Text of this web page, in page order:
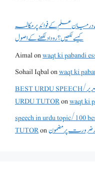
کیسے لکھیں؟ روداد لکھنے کے اصول
Aimalon
Sohail Iqbalon
BEST URDU SPEECH/کرپشن اور بے انصافی کے موضوع پر تقریر - THE
URDU TUTORon
speech in urdu topic/100
TUTORonضرورت پر مضمون